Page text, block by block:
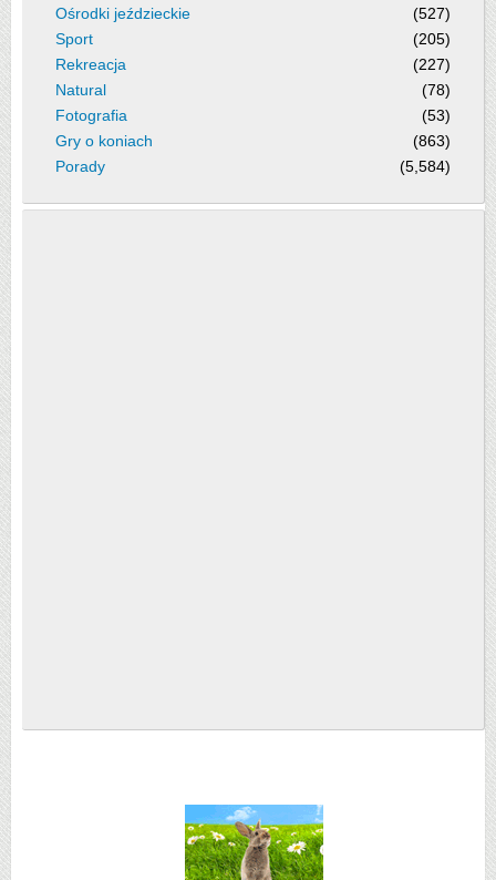
Ośrodki jeździeckie
(527)
Sport
(205)
Rekreacja
(227)
Natural
(78)
Fotografia
(53)
Gry o koniach
(863)
Porady
(5,584)